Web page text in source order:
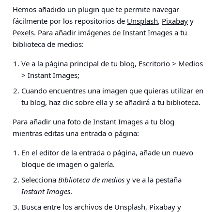
Hemos añadido un plugin que te permite navegar
fácilmente por los repositorios de Unsplash, Pixabay y
Pexels. Para añadir imágenes de Instant Images a tu
biblioteca de medios:
Ve a la página principal de tu blog, Escritorio > Medios
> Instant Images;
Cuando encuentres una imagen que quieras utilizar en
tu blog, haz clic sobre ella y se añadirá a tu biblioteca.
Para añadir una foto de Instant Images a tu blog
mientras editas una entrada o página:
En el editor de la entrada o página, añade un nuevo
bloque de imagen o galería.
Selecciona Biblioteca de medios y ve a la pestaña
Instant Images.
Busca entre los archivos de Unsplash, Pixabay y